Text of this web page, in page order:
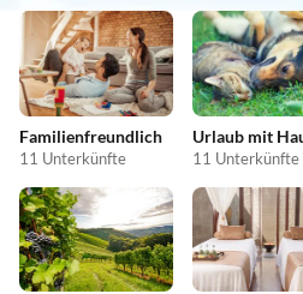
Familienfreundlich
11 Unterkünfte
Urlaub mit
11 Unterkünfte